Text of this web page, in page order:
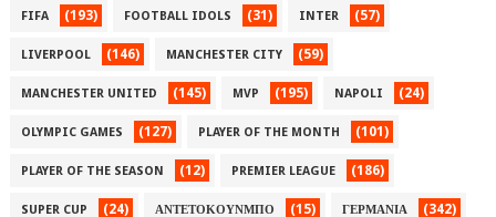
FIFA (193) FOOTBALL IDOLS (31) INTER (57)
LIVERPOOL (146) MANCHESTER CITY (59)
MANCHESTER UNITED (145) MVP (195) NAPOLI (24)
OLYMPIC GAMES (127) PLAYER OF THE MONTH (101)
PLAYER OF THE SEASON (12) PREMIER LEAGUE (186)
SUPER CUP (24) ΑΝΤΕΤΟΚΟΥΝΜΠΟ (15) ΓΕΡΜΑΝΙΑ (342)